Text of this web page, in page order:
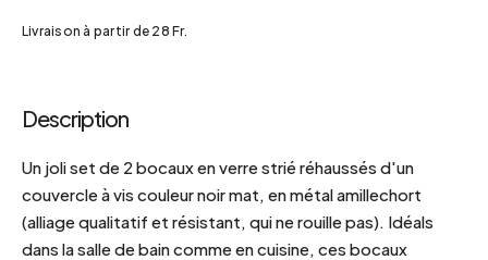
Livraison à partir de 28 Fr.
Description
Un joli set de 2 bocaux en verre strié réhaussés d'un
couvercle à vis couleur noir mat, en métal amillechort
(alliage qualitatif et résistant, qui ne rouille pas). Idéals
dans la salle de bain comme en cuisine, ces bocaux